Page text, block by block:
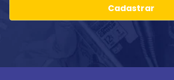
Cadastrar